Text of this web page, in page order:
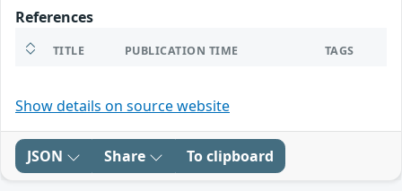
References
TITLE PUBLICATION TIME TAGS
Show details on source website
JSON Share To clipboard